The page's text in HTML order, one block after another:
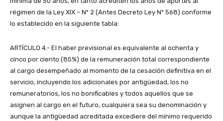
régimen de la Ley XIX – Nº 2 (Antes Decreto Ley Nº 568) conforme
lo establecido en la siguiente tabla:
ARTÍCULO 4.- El haber previsional es equivalente al ochenta y
cinco por ciento (85%) de la remuneración total correspondiente
al cargo desempeñado al momento de la cesación definitiva en el
servicio, incluyendo los adicionales por antigüedad, los no
remuneratorios, los no bonificables y todos aquellos que se
asignen al cargo en el futuro, cualquiera sea su denominación y
aunque la antigüedad acreditada excediere del mínimo requerido